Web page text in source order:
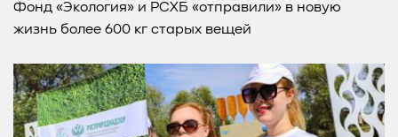
Фонд «Экология» и РСХБ «отправили» в новую
жизнь более 600 кг старых вещей